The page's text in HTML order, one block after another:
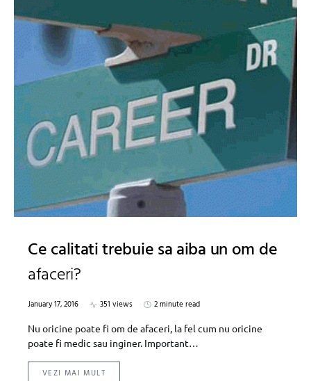
Ce calitati trebuie sa aiba un om de
afaceri?
January 17, 2016 351 views
2 minute read
Nu oricine poate fi om de afaceri, la fel cum nu oricine
poate fi medic sau inginer. Important…
VEZI MAI MULT